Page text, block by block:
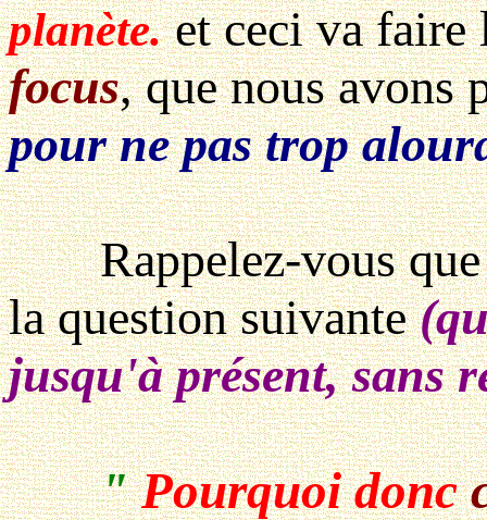
planète.et ceci va faire
focus, que nous avons
pour ne pas trop
Rappelez-vous que
la question suivante
jusqu'à présent, sans
"Pourquoi donc